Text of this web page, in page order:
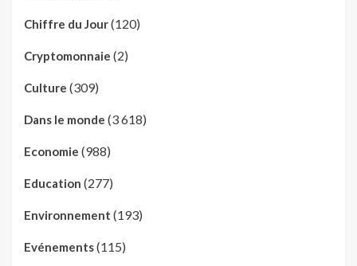
Chiffre du Jour(120)
Cryptomonnaie (2)
Culture (309)
Dans le monde (3 618)
Economie (988)
Education (277)
Environnement (193)
Evénements(115)